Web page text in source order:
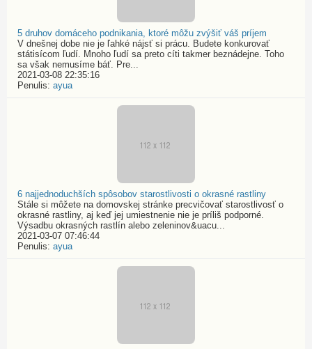
5 druhov domáceho podnikania, ktoré môžu zvýšiť váš príjem
V dnešnej dobe nie je ľahké nájsť si prácu. Budete konkurovať
státisícom ľudí. Mnoho ľudí sa preto cíti takmer beznádejne. Toho
sa však nemusíme báť. Pre...
2021-03-08 22:35:16
Penulis: ayua
6 najjednoduchších spôsobov starostlivosti o okrasné rastliny
Stále si môžete na domovskej stránke precvičovať starostlivosť o
okrasné rastliny, aj keď jej umiestnenie nie je príliš podporné.
Výsadbu okrasných rastlín alebo zeleninov&uacu...
2021-03-07 07:46:44
Penulis: ayua